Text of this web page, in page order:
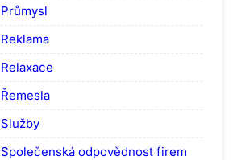
Průmysl
Reklama
Relaxace
Řemesla
Služby
Společenská odpovědnost firem